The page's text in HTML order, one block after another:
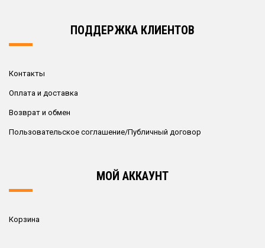
ПОДДЕРЖКА КЛИЕНТОВ
Контакты
Оплата и доставка
Возврат и обмен
Пользовательское соглашение/Публичный договор
МОЙ АККАУНТ
Корзина